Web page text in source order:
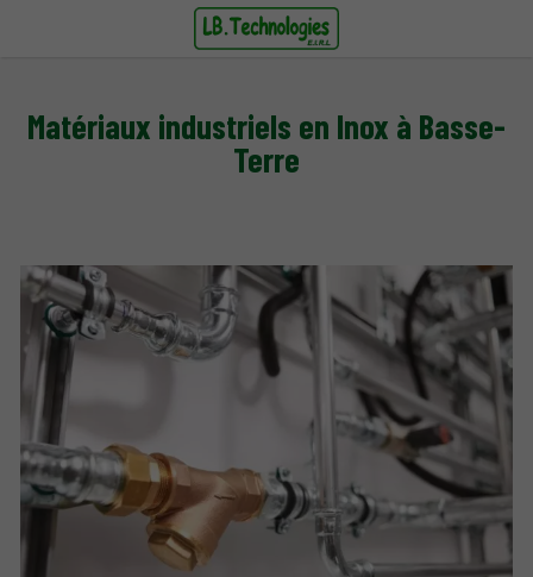
Matériaux industriels en Inox à Basse-
Terre